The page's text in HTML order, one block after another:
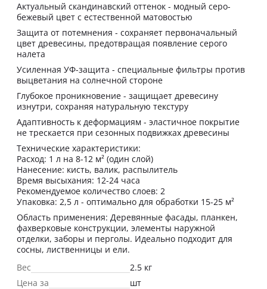
Актуальный скандинавский оттенок - модный серо-
бежевый цвет с естественной матовостью
Защита от потемнения - сохраняет первоначальный
цвет древесины, предотвращая появление серого
налета
Усиленная УФ-защита - специальные фильтры против
выцветания на солнечной стороне
Глубокое проникновение - защищает древесину
изнутри, сохраняя натуральную текстуру
Адаптивность к деформациям - эластичное покрытие
не трескается при сезонных подвижках древесины
Технические характеристики:
Расход: 1 л на 8-12 м² (один слой)
Нанесение: кисть, валик, распылитель
Время высыхания: 12-24 часа
Рекомендуемое количество слоев: 2
Упаковка: 2,5 л - оптимально для обработки 15-25 м²
Область применения: Деревянные фасады, планкен,
фахверковые конструкции, элементы наружной
отделки, заборы и перголы. Идеально подходит для
сосны, лиственницы и ели.
Вес
2.5 кг
Цена за
шт